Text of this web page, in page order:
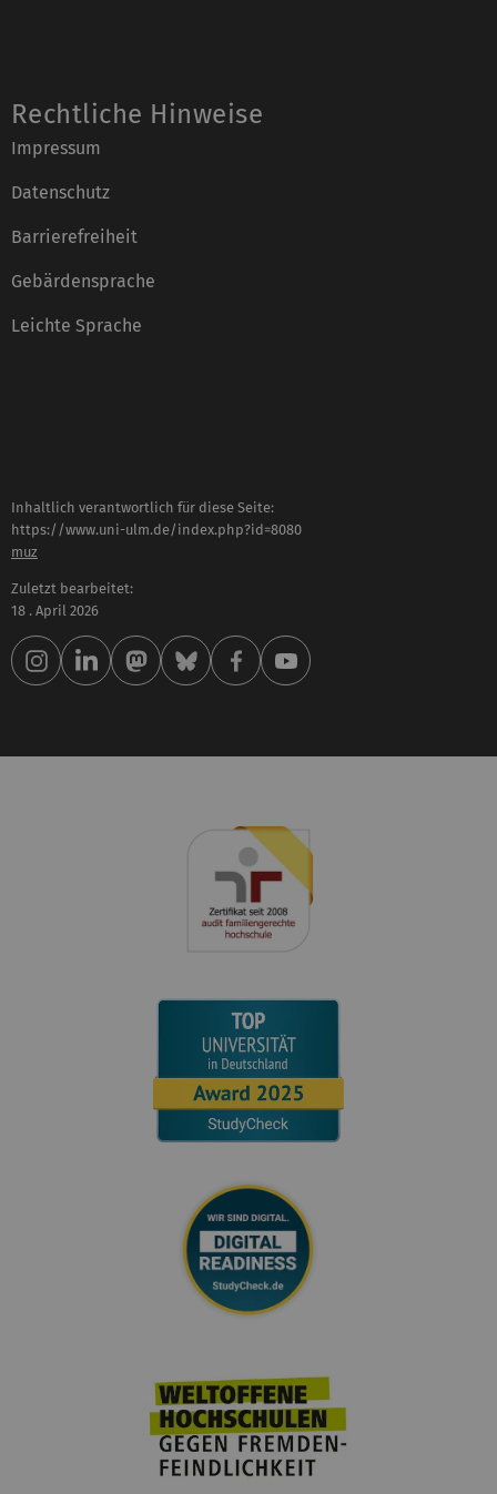
Rechtliche Hinweise
Impressum
Datenschutz
Barrierefreiheit
Gebärdensprache
Leichte Sprache
Inhaltlich verantwortlich für diese Seite:
https://www.uni-ulm.de/index.php?id=8080
muz
Zuletzt bearbeitet:
18 . April 2026